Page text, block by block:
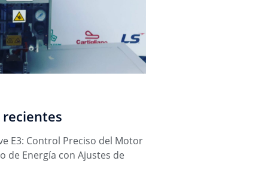
E3: Control Preciso del Motor
de Energía con Ajustes de